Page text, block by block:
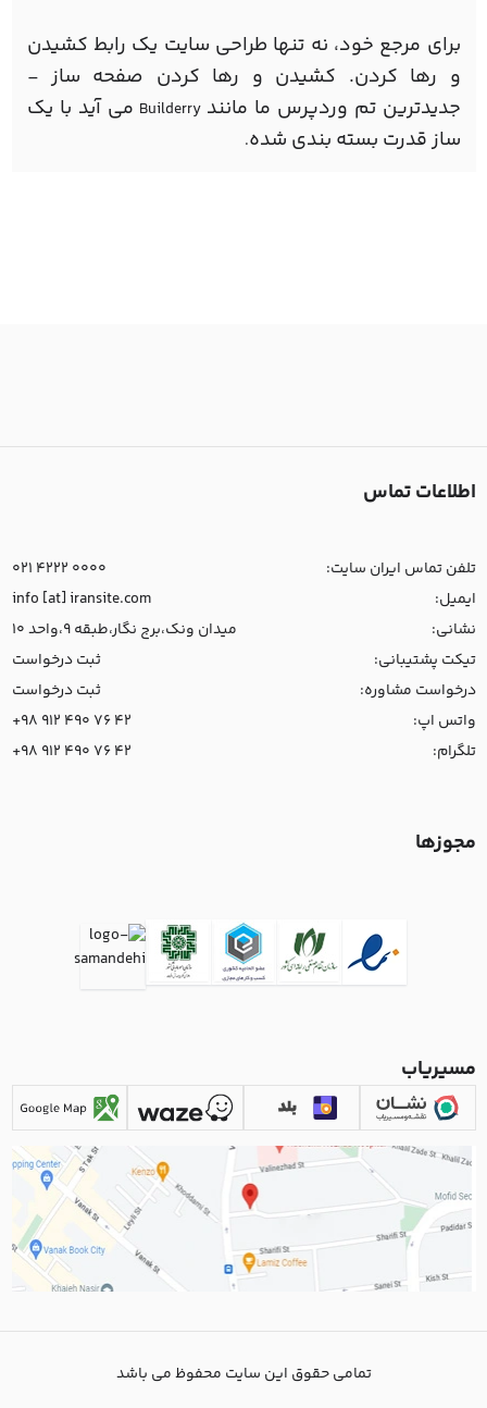
برای مرجع خود، نه تنها طراحی سایت یک رابط کشیدن
و رها کردن. کشیدن و رها کردن صفحه ساز -
جدیدترین تم وردپرس ما مانند Builderry می آید با یک
ساز قدرت بسته بندی شده.
اطلاعات تماس
تلفن تماس ایران سایت:
021 4222 0000
ایمیل:
info [at] iransite.com
نشانی:
میدان ونک،برج نگار،طبقه 9،واحد 10
تیکت پشتیبانی:
ثبت درخواست
درخواست مشاوره:
ثبت درخواست
واتس اپ:
+98 912 490 76 42
تلگرام:
+98 912 490 76 42
مجوزها
مسیریاب
تمامی حقوق این سایت محفوظ می باشد